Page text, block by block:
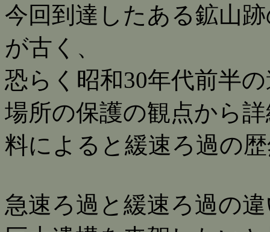
今回到達したある鉱山
が古く、
恐らく昭和30年代前半
場所の保護の観点から
料によると緩速ろ過の
急速ろ過と緩速ろ過の